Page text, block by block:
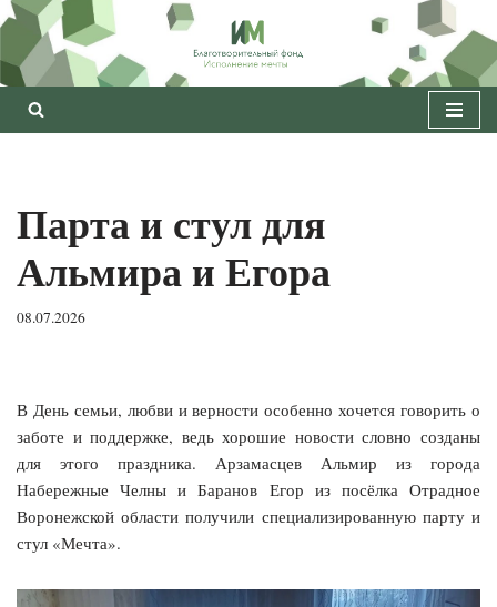
Перейти
к
содержимому
Парта и стул для
Альмира и Егора
08.07.2026
В День семьи, любви и верности особенно хочется говорить о
заботе и поддержке, ведь хорошие новости словно созданы
для этого праздника. Арзамасцев Альмир из города
Набережные Челны и Баранов Егор из посёлка Отрадное
Воронежской области получили специализированную парту и
стул «Мечта».